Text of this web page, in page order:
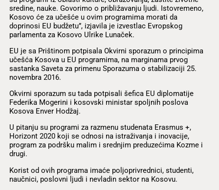
sredine, nauke. Govorimo o približavanju ljudi. Istovremeno,
Kosovo će za učešće u ovim programima morati da
doprinosi EU budžetu”, izjavila je izvestlac Evropskog
parlamenta za Kosovo Ulrike Lunaček.
EU je sa Prištinom potpisala Okvirni sporazum o principima
učešća Kosova u EU programima, na marginama prvog
sastanka Saveta za primenu Sporazuma o stabilizaciji 25.
novembra 2016.
Okvirni sporazum su tada potpisali šefica EU diplomatije
Federika Mogerini i kosovski ministar spoljnih poslova
Kosova Enver Hodžaj.
U pitanju su programi za razmenu studenata Erasmus +,
Horizont 2020 koji se odnosi na istraživanja i inovacije,
program za podršku malim i srednjim preduzećima Kozme i
drugi.
Korist od ovih programa imaće poljoprivrednici, studenti,
naučnici, poslovni ljudi i nevladin sektor na Kosovu.